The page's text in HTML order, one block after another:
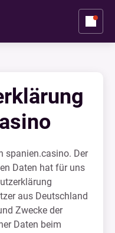
spanien.casino. Der
Daten hat für uns
aus Deutschland
Zwecke der
Daten beim